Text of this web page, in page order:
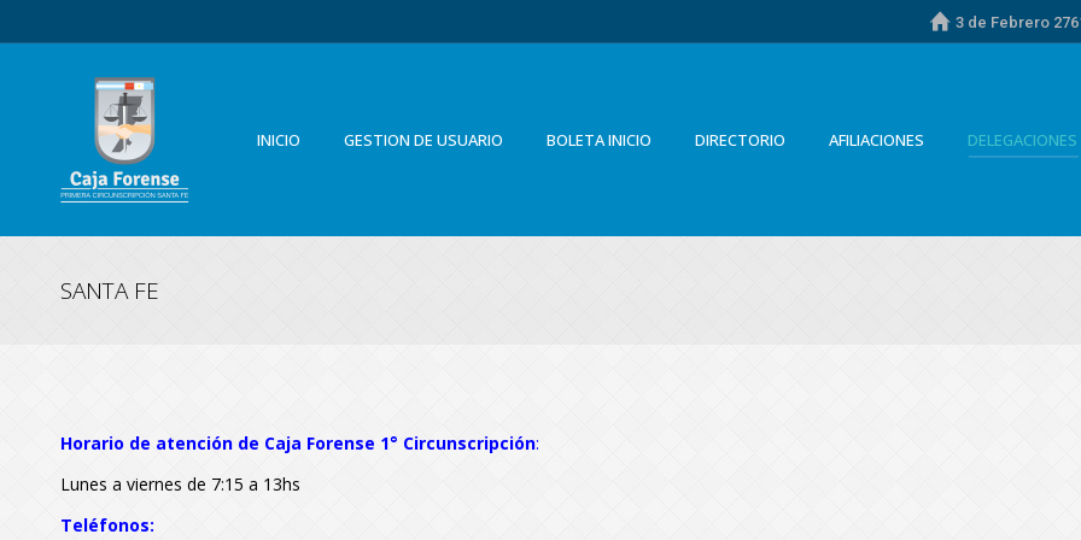
3 de Febrero
INICIO GESTION DE USUARIO BOLETA INICIO DIRECTORIO AFILIACIONES DELEGACIONES
SANTA FE
Horario de atención de Caja Forense 1° Circunscripción:
Lunes a viernes de 7:15 a 13hs
Teléfonos: